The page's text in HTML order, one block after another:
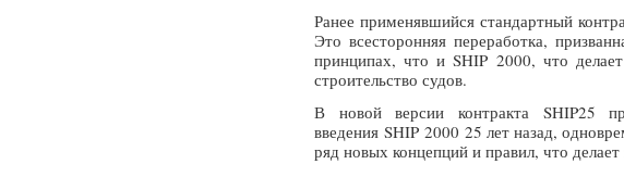
Ранее применявшийся стандартный
Это всесторонняя переработка,
принципах, что и SHIP 2000, что
строительство судов.
В новой версии контракта SHIP25
введения SHIP 2000 25 лет назад,
ряд новых концепций и правил, что